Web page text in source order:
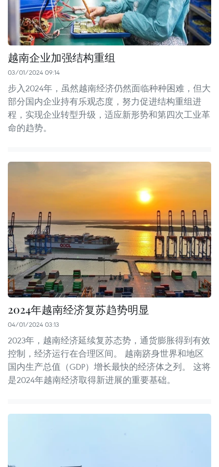
越南企业加强结构重组
03/01/2024 09:14
步入2024年，虽然越南经济仍然面临种种困难，但大
部分国内企业持有乐观态度，努力促进结构重组进
程，实现企业转型升级，适应新形势和第四次工业革
命的趋势。
2024年越南经济复苏趋势明显
04/01/2024 03:13
2023年，越南经济延续复苏态势，通货膨胀得到有效
控制，经济运行在合理区间。 越南跻身世界和地区
国内生产总值（GDP）增长最快的经济体之列。 这将
是2024年越南经济取得新进展的重要基础。